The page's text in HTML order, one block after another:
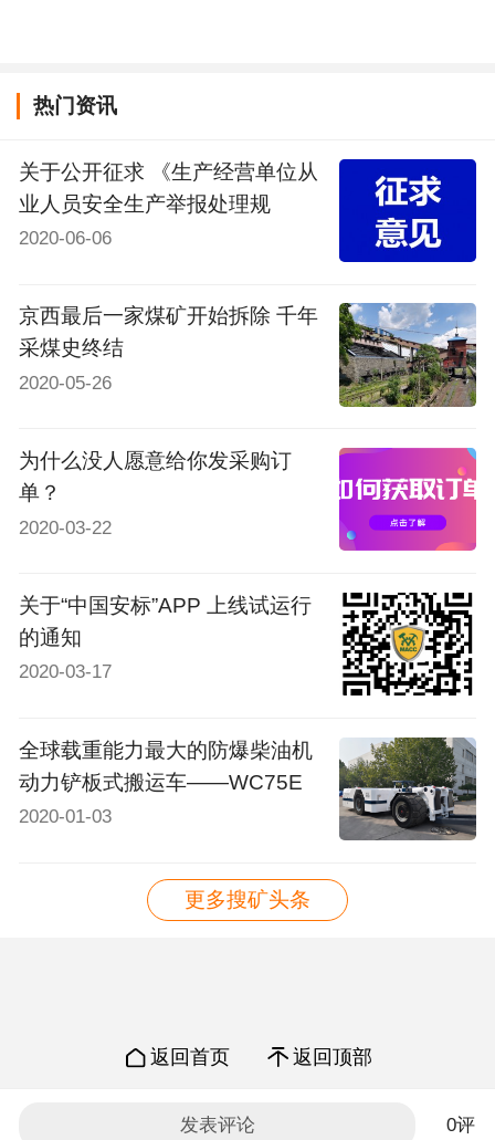
热门资讯
关于公开征求 《生产经营单位从
业人员安全生产举报处理规
2020-06-06
京西最后一家煤矿开始拆除 千年
采煤史终结
2020-05-26
为什么没人愿意给你发采购订
单？
2020-03-22
关于“中国安标”APP 上线试运行
的通知
2020-03-17
全球载重能力最大的防爆柴油机
动力铲板式搬运车——WC75E
2020-01-03
更多搜矿头条
发表评论 0评
返回首页 返回顶部
搜矿网 版权所有